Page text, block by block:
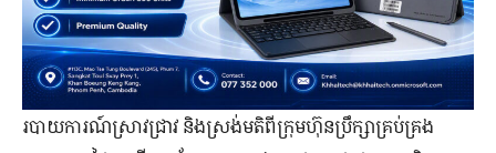
របាយការណ៍ស្រាវជ្រាវ និងស្រង់មតិពីក្រុមហ៊ុនប្រឹក្សាគ្រប់គ្រង